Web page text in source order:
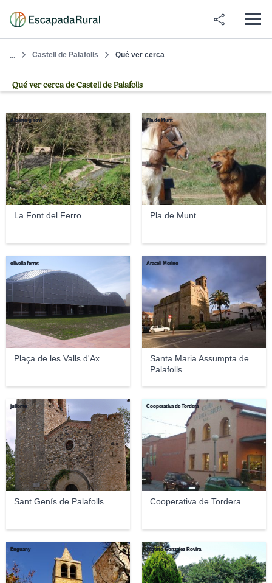
... Castell de Palafolls Qué ver cerca
Qué ver cerca de Castell de Palafolls
La Font del Ferro
Alberto g-rovi
Pla de Munt
Pla de Munt
Plaça de les Valls d'Ax
olivella ferret
Santa Maria Assumpta de
Palafolls
Araceli Merino
Sant Genís de Palafolls
juliome
Cooperativa de Tordera
Cooperativa de Tordera
Enguany Alberto Gonzalez Rovira